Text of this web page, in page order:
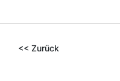
<< Zurück